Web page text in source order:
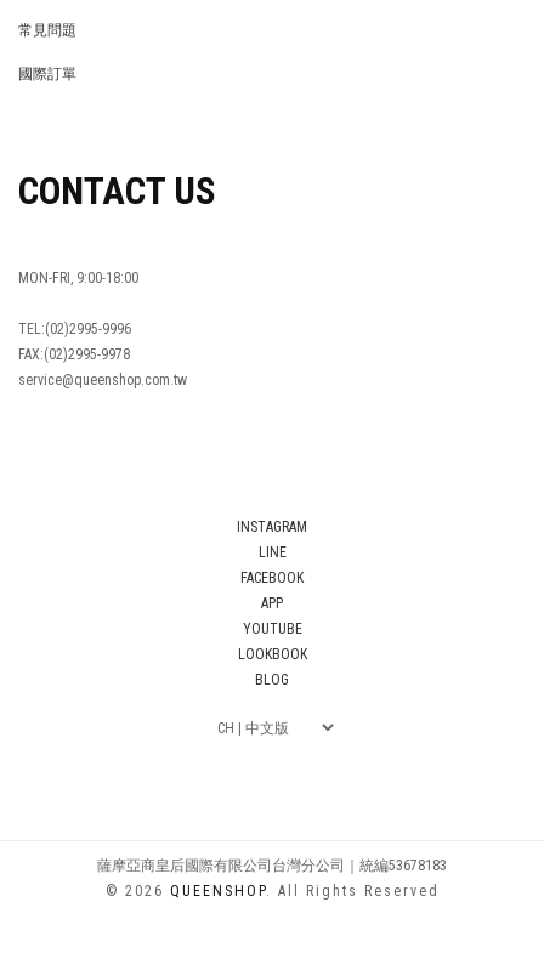
常見問題
國際訂單
CONTACT US
MON-FRI, 9:00-18:00
TEL:(02)2995-9996
FAX:(02)2995-9978
service@queenshop.com.tw
INSTAGRAM
LINE
FACEBOOK
APP
YOUTUBE
LOOKBOOK
BLOG
薩摩亞商皇后國際有限公司台灣分公司｜統編53678183
© 2026 QUEENSHOP. All Rights Reserved